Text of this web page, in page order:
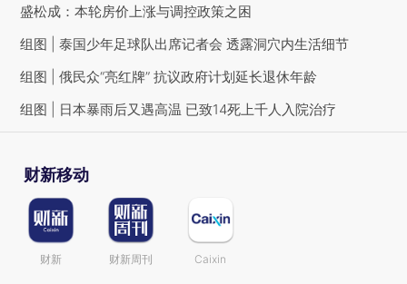
盛松成：本轮房价上涨与调控政策之困
组图 | 泰国少年足球队出席记者会 透露洞穴内生活细节
组图 | 俄民众“亮红牌” 抗议政府计划延长退休年龄
组图 | 日本暴雨后又遇高温 已致14死上千人入院治疗
财新移动
财新 财新周刊 Caixin